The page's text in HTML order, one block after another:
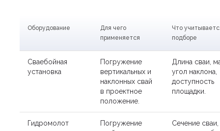
Оборудование
Для чего
применяется
Что
подборе
Сваебойная
установка
Погружение
вертикальных и
наклонных свай
в проектное
положение.
Длина сваи,
угол наклона,
доступность
площадки.
Гидромолот
Погружение
Сечение сваи,